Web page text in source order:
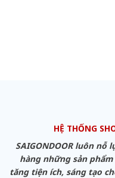
HỆ THỐNG
SAIGONDOOR luôn nỗ
hàng những sản
tăng tiện ích, sáng tạo